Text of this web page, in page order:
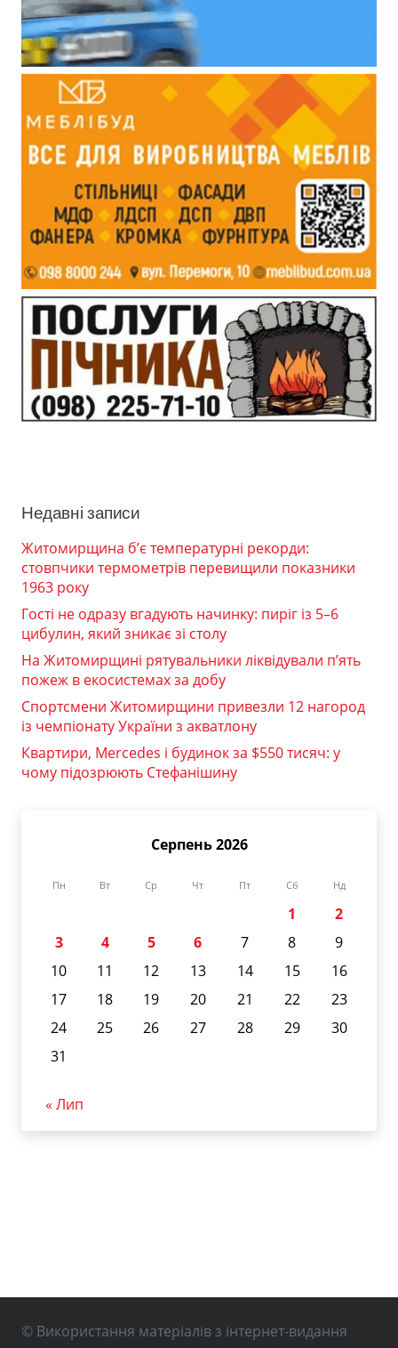
Недавні записи
Житомирщина б’є температурні рекорди:
стовпчики термометрів перевищили показники
1963 року
Гості не одразу вгадують начинку: пиріг із 5–6
цибулин, який зникає зі столу
На Житомирщині рятувальники ліквідували п’ять
пожеж в екосистемах за добу
Спортсмени Житомирщини привезли 12 нагород
із чемпіонату України з акватлону
Квартири, Mercedes і будинок за $550 тисяч: у
чому підозрюють Стефанішину
Серпень 2026
Пн Вт Ср Чт Пт Сб Нд
1
2
3
4 5 6 7 8
9
10
11 12 13 14 15
16
17
18 19 20 21 22
23
24
25 26 27 28 29
30
31
« Лип
© Використання матеріалів з інтернет-видання